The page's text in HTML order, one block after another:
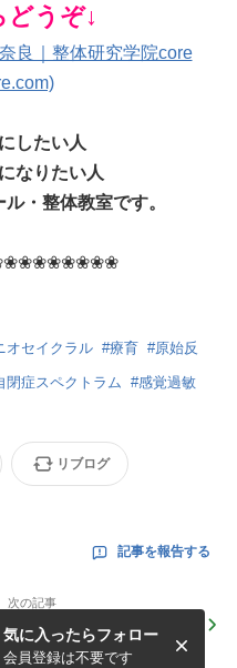
どうぞ↓
良｜整体研究学院core
したい人
なりたい人
・整体教室です。
オセイクラル #療育 #原始反
閉症スペクトラム #感覚過敏
リブログ
記事を報告する
次の記事
気に入ったらフォロー
会員登録は不要です